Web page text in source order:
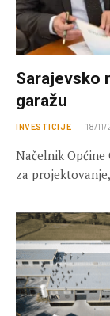
Sarajevsko
garažu
INVESTICIJE 18/11/
Načelnik Općine
za